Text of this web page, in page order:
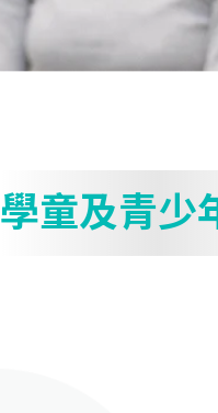
學童及青少